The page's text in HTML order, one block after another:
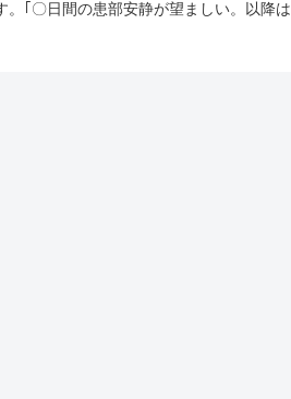
｢〇日間の患部安静が望ましい。以降は